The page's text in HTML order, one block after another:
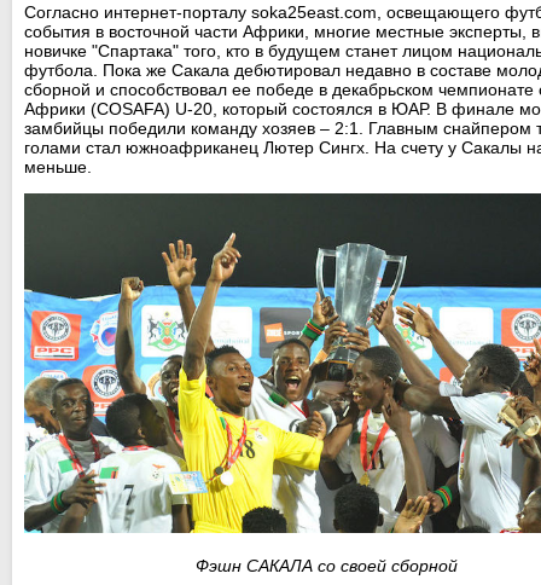
Согласно интернет-порталу soka25east.com, освещающего
события в восточной части Африки, многие местные эксперты,
новичке "Спартака" того, кто в будущем станет лицом
футбола. Пока же Сакала дебютировал недавно в составе
сборной и способствовал ее победе в декабрьском чемпионате
Африки (COSAFA) U-20, который состоялся в ЮАР. В финале
замбийцы победили команду хозяев – 2:1. Главным снайпером
голами стал южноафриканец Лютер Сингх. На счету у Сакалы
меньше.
Фэшн САКАЛА со своей сборной